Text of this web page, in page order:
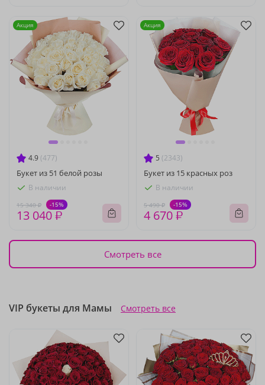
4.9 (477)
Букет из 51 белой розы
В наличии
15 340 ₽ -15%
13 040 ₽
Акция
5 (2343)
Букет из 15 красных роз
В наличии
5 490 ₽ -15%
4 670 ₽
Акция
Смотреть все
VIP букеты для Мамы Смотреть все